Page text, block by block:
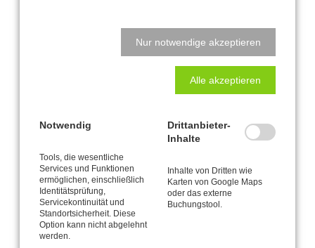
Beckenbodentraining
Radfahren
Angespannt? Entspannt? Entspannt-aufgespannt!
Erectio interruptus
Nur notwendige akzeptieren
Alle akzeptieren
Notwendig
Tools, die wesentliche
Services und Funktionen
ermöglichen, einschließlich
Identitätsprüfung,
Servicekontinuität und
Standortsicherheit. Diese
Option kann nicht abgelehnt
werden.
Drittanbieter-
Inhalte
Inhalte von Dritten wie
Karten von Google Maps
oder das externe
Buchungstool.